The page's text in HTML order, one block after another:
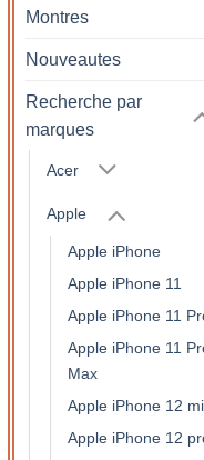
Montres
Nouveautes
Recherche par
marques
Acer
Apple
Apple iPhone
Apple iPhone 11
Apple iPhone 11
Apple iPhone 11
Max
Apple iPhone 12
Apple iPhone 12